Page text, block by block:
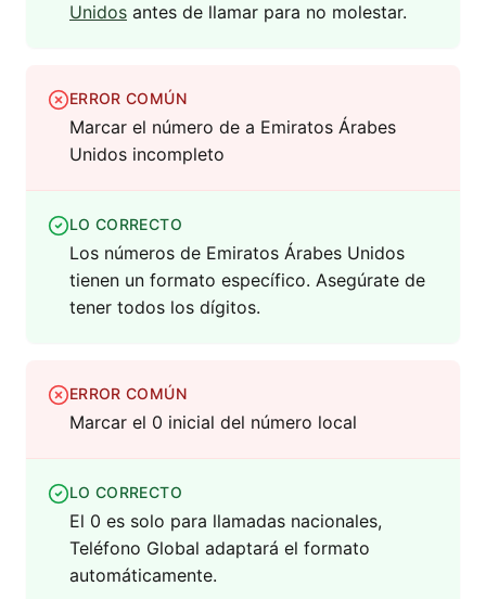
Unidos antes de llamar para no molestar.
ERROR COMÚN
Marcar el número de a Emiratos Árabes
Unidos incompleto
LO CORRECTO
Los números de Emiratos Árabes Unidos
tienen un formato específico. Asegúrate de
tener todos los dígitos.
ERROR COMÚN
Marcar el 0 inicial del número local
LO CORRECTO
El 0 es solo para llamadas nacionales,
Teléfono Global adaptará el formato
automáticamente.